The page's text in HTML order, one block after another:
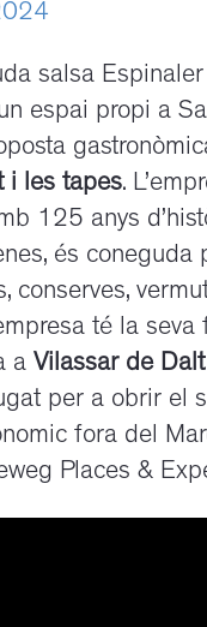
salsa
espai propi a
i les tapes.
125 anys
és coneguda
conserves,
té la
a Vilassar de Dalt
per a obrir el
fora del
Places &